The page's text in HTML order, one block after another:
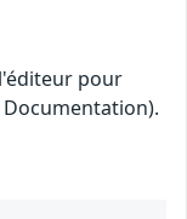
pour